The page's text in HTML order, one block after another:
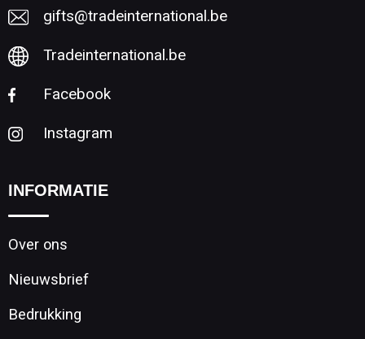
gifts@tradeinternational.be
Tradeinternational.be
Facebook
Instagram
INFORMATIE
Over ons
Nieuwsbrief
Bedrukking